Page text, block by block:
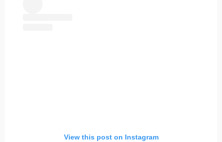
View this post on Instagram